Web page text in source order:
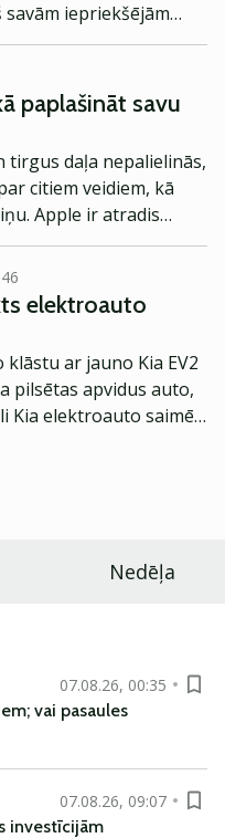
iepriekšējām
10%. Varam redzēt,
500 akciju indekss
beigās. Kopš tā laika
leju.
paplašināt savu
tirgus daļa nepalielinās,
citiem veidiem, kā
Apple ir atradis
ziņo Yahoo Finance.
elektroauto
ar jauno Kia EV2
pilsētas apvidus auto,
Kia elektroauto saimē
Nedēļa
07.08.26, 00:35
vai pasaules
07.08.26, 09:07
investīcijām